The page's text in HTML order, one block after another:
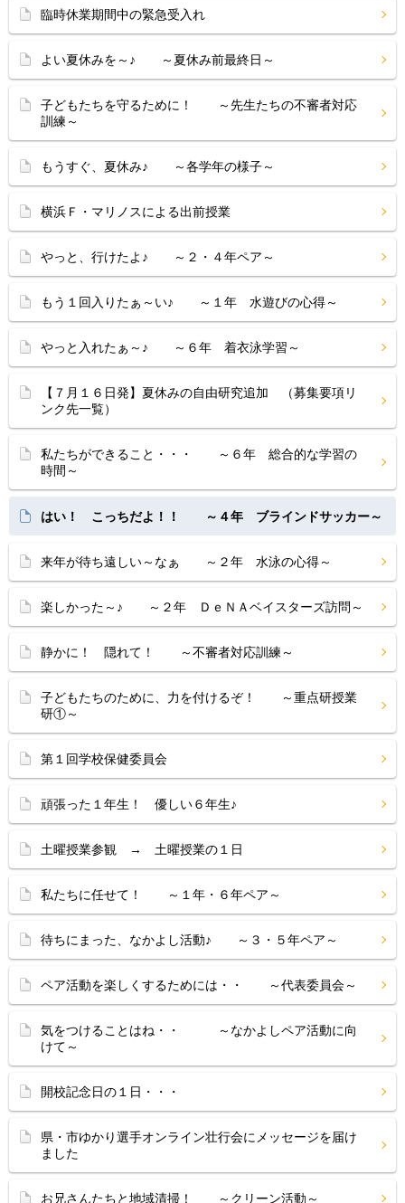
臨時休業期間中の緊急受入れ
よい夏休みを～♪ ～夏休み前最終日～
子どもたちを守るために！ ～先生たちの不審者対応
訓練～
もうすぐ、夏休み♪ ～各学年の様子～
横浜Ｆ・マリノスによる出前授業
やっと、行けたよ♪ ～２・４年ペア～
もう１回入りたぁ～い♪ ～１年 水遊びの心得～
やっと入れたぁ～♪ ～６年 着衣泳学習～
【７月１６日発】夏休みの自由研究追加 （募集要項リ
ンク先一覧）
私たちができること・・・ ～６年 総合的な学習の
時間～
はい！ こっちだよ！！ ～４年 ブラインドサッカー～
来年が待ち遠しい～なぁ ～２年 水泳の心得～
楽しかった～♪ ～２年 ＤｅＮＡベイスターズ訪問～
静かに！ 隠れて！ ～不審者対応訓練～
子どもたちのために、力を付けるぞ！ ～重点研授業
研①～
第１回学校保健委員会
頑張った１年生！ 優しい６年生♪
土曜授業参観 → 土曜授業の１日
私たちに任せて！ ～１年・６年ペア～
待ちにまった、なかよし活動♪ ～３・５年ペア～
ペア活動を楽しくするためには・・ ～代表委員会～
気をつけることはね・・ ～なかよしペア活動に向
けて～
開校記念日の１日・・・
県・市ゆかり選手オンライン壮行会にメッセージを届け
ました
お兄さんたちと地域清掃！ ～クリーン活動～